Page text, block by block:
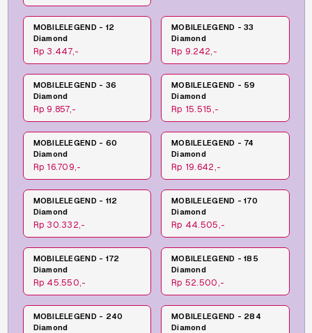
MOBILELEGEND - 12
Diamond
Rp 3.447,-
MOBILELEGEND - 33
Diamond
Rp 9.242,-
MOBILELEGEND - 36
Diamond
Rp 9.857,-
MOBILELEGEND - 59
Diamond
Rp 15.515,-
MOBILELEGEND - 60
Diamond
Rp 16.709,-
MOBILELEGEND - 74
Diamond
Rp 19.642,-
MOBILELEGEND - 112
Diamond
Rp 30.332,-
MOBILELEGEND - 170
Diamond
Rp 44.505,-
MOBILELEGEND - 172
Diamond
Rp 45.550,-
MOBILELEGEND - 185
Diamond
Rp 52.500,-
MOBILELEGEND - 240
Diamond
MOBILELEGEND - 284
Diamond